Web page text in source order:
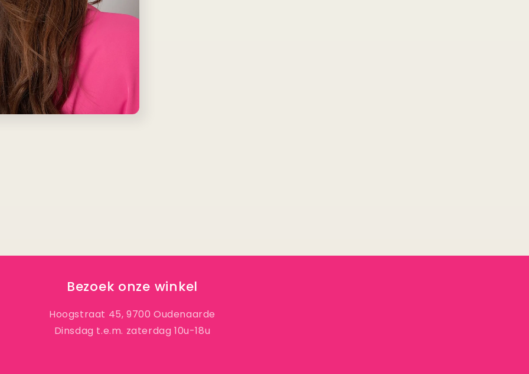
Bezoek onze winkel
Hoogstraat 45, 9700 Oudenaarde
Dinsdag t.e.m. zaterdag 10u-18u